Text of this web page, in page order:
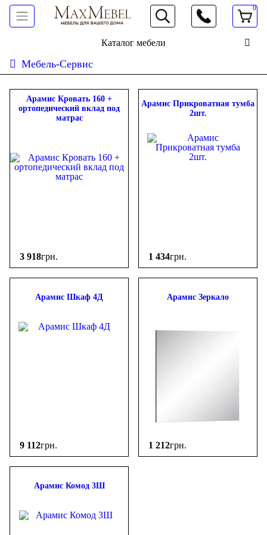
066 472 19 61
0
Каталог мебели
Мебель-Сервис
ФИЛЬТР
грн.
Арамис Кровать 160 +
ортопедический вклад под
матрас
3 918грн.
Арамис Прикроватная тумба
2шт.
1 434грн.
Арамис Шкаф 4Д
9 112грн.
Арамис Зеркало
1 212грн.
Арамис Комод 3Ш